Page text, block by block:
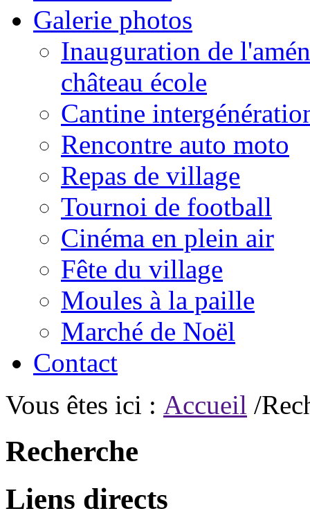
Galerie photos
Inauguration de
château école
Cantine
Rencontre auto moto
Repas de village
Tournoi de football
Cinéma en plein air
Fête du village
Moules à la paille
Marché de Noël
Contact
Vous êtes ici : Accueil /
Recherche
Liens directs